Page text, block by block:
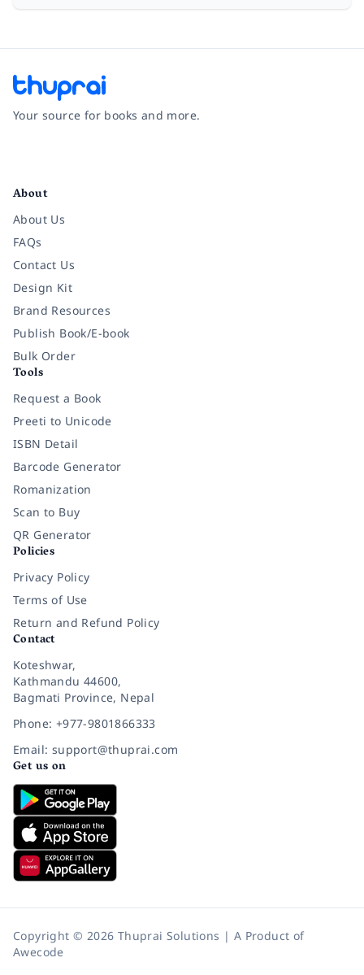
Your source for books and more.
About
About Us
FAQs
Contact Us
Design Kit
Brand Resources
Publish Book/E-book
Bulk Order
Tools
Request a Book
Preeti to Unicode
ISBN Detail
Barcode Generator
Romanization
Scan to Buy
QR Generator
Policies
Privacy Policy
Terms of Use
Return and Refund Policy
Contact
Koteshwar,
Kathmandu 44600,
Bagmati Province, Nepal
Phone: +977-9801866333
Email: support@thuprai.com
Get us on
Copyright © 2026 Thuprai Solutions | A Product of
Awecode